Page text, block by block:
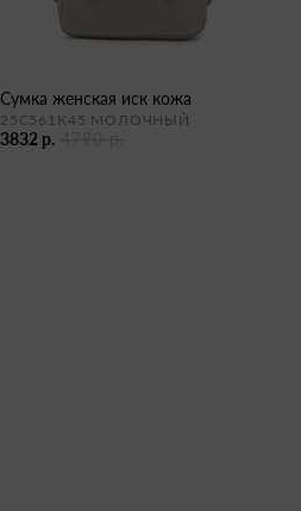
сумка женская иск кожа
25С561К45 МОЛОЧНЫЙ
3832 р.